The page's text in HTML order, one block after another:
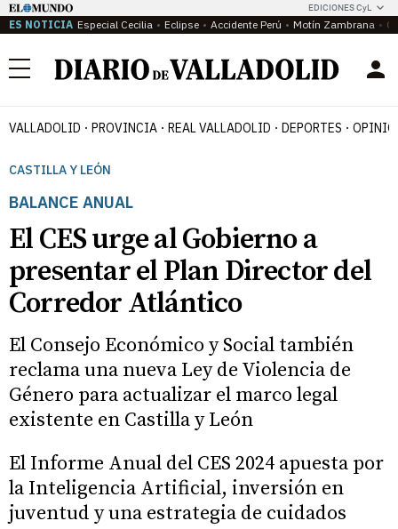
EDICIONES CyL
ES NOTICIA Especial Cecilia Eclipse Accidente Perú Motín Zambrana
Menú
VALLADOLID PROVINCIA REAL VALLADOLID DEPORTES
CASTILLA Y LEÓN
BALANCE ANUAL
El CES urge al Gobierno a
presentar el Plan Director del
Corredor Atlántico
El Consejo Económico y Social también
reclama una nueva Ley de Violencia de
Género para actualizar el marco legal
existente en Castilla y León
El Informe Anual del CES 2024 apuesta por
la Inteligencia Artificial, inversión en
juventud y una estrategia de cuidados